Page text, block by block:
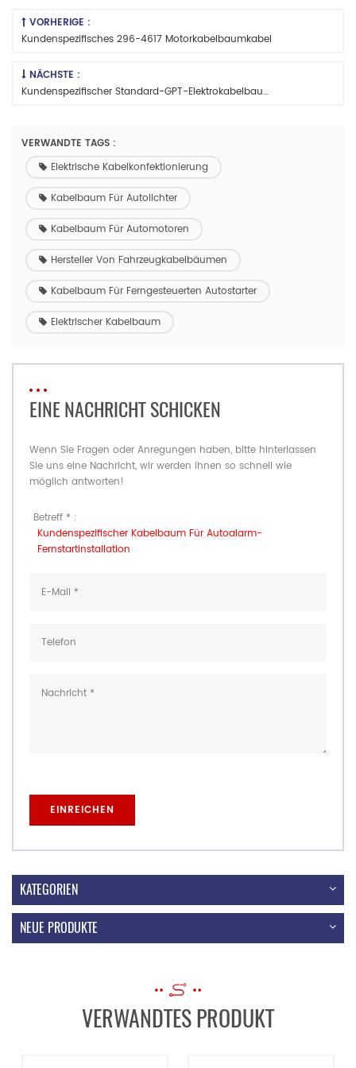
VORHERIGE :
Kundenspezifisches 296-4617 Motorkabelbaumkabel
NÄCHSTE :
Kundenspezifischer Standard-GPT-Elektrokabelbaum Für Kraftfahrzeuge
VERWANDTE TAGS :
Elektrische Kabelkonfektionierung
Kabelbaum Für Autolichter
Kabelbaum Für Automotoren
Hersteller Von Fahrzeugkabelbäumen
Kabelbaum Für Ferngesteuerten Autostarter
Elektrischer Kabelbaum
EINE NACHRICHT SCHICKEN
Wenn Sie Fragen oder Anregungen haben, bitte hinterlassen
Sie uns eine Nachricht, wir werden Ihnen so schnell wie
möglich antworten!
Betreff * :
Kundenspezifischer Kabelbaum Für Autoalarm-
Fernstartinstallation
KATEGORIEN
NEUE PRODUKTE
VERWANDTES PRODUKT